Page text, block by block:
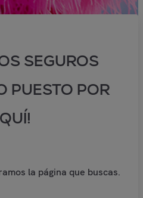
SEGUROS
PUESTO POR
la página que buscas.